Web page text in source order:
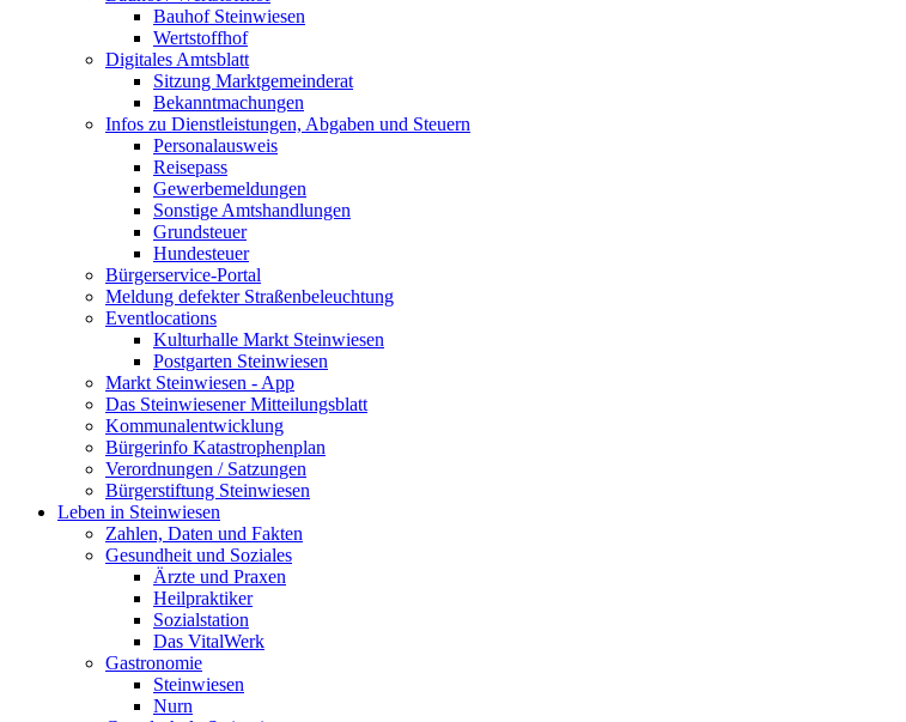
Bauhof Steinwiesen
Wertstoffhof
Digitales Amtsblatt
Sitzung Marktgemeinderat
Bekanntmachungen
Infos zu Dienstleistungen, Abgaben und Steuern
Personalausweis
Reisepass
Gewerbemeldungen
Sonstige Amtshandlungen
Grundsteuer
Hundesteuer
Bürgerservice-Portal
Meldung defekter Straßenbeleuchtung
Eventlocations
Kulturhalle Markt Steinwiesen
Postgarten Steinwiesen
Markt Steinwiesen - App
Das Steinwiesener Mitteilungsblatt
Kommunalentwicklung
Bürgerinfo Katastrophenplan
Verordnungen / Satzungen
Bürgerstiftung Steinwiesen
Leben in Steinwiesen
Zahlen, Daten und Fakten
Gesundheit und Soziales
Ärzte und Praxen
Heilpraktiker
Sozialstation
Das VitalWerk
Gastronomie
Steinwiesen
Nurn